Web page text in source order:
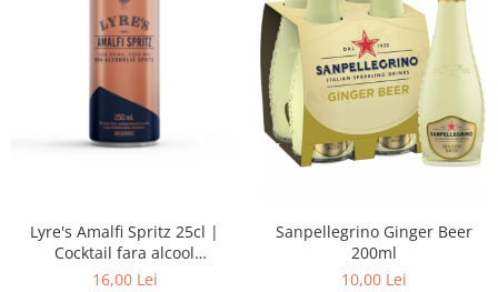
Lyre's Amalfi Spritz 25cl |
Cocktail fara alcool
(alternativa la spritzer italian)
16,00 Lei
Sanpellegrino Ginger Beer
200ml
10,00 Lei